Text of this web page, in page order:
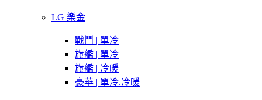
LG 樂金
戰鬥 | 單冷
旗艦 | 單冷
旗艦 | 冷暖
豪華 | 單冷.冷暖